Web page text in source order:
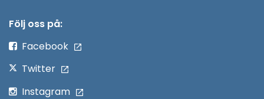
Följ oss på:
Facebook
Twitter
Instagram